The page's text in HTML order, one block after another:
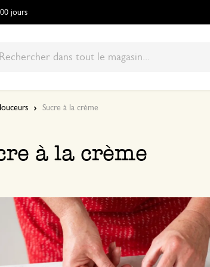
jours
Sucre à la crème
à la crème